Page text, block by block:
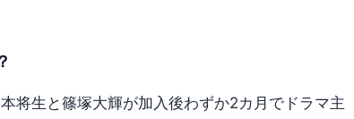
将生と篠塚大輝が加入後わずか2カ月でドラマ主